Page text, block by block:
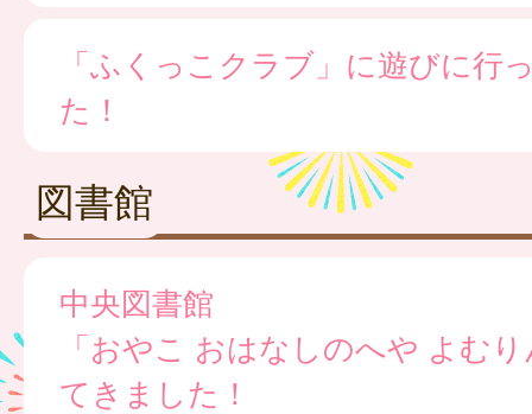
「ふくっこクラブ」に遊びに行
た！
図書館
中央図書館
「おやこ おはなしのへや よむ
てきました！